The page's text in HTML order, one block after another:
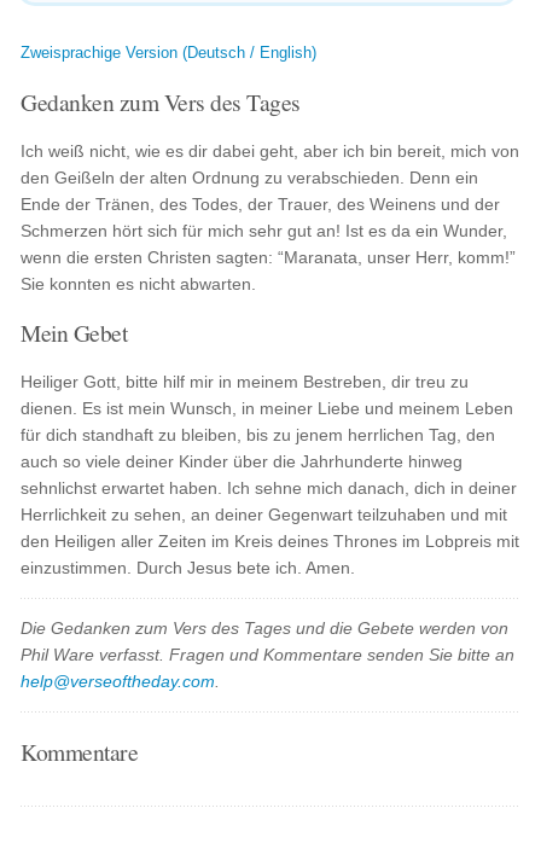
Zweisprachige Version (Deutsch / English)
Gedanken zum Vers des Tages
Ich weiß nicht, wie es dir dabei geht, aber ich bin bereit, mich von
den Geißeln der alten Ordnung zu verabschieden. Denn ein
Ende der Tränen, des Todes, der Trauer, des Weinens und der
Schmerzen hört sich für mich sehr gut an! Ist es da ein Wunder,
wenn die ersten Christen sagten: “Maranata, unser Herr, komm!”
Sie konnten es nicht abwarten.
Mein Gebet
Heiliger Gott, bitte hilf mir in meinem Bestreben, dir treu zu
dienen. Es ist mein Wunsch, in meiner Liebe und meinem Leben
für dich standhaft zu bleiben, bis zu jenem herrlichen Tag, den
auch so viele deiner Kinder über die Jahrhunderte hinweg
sehnlichst erwartet haben. Ich sehne mich danach, dich in deiner
Herrlichkeit zu sehen, an deiner Gegenwart teilzuhaben und mit
den Heiligen aller Zeiten im Kreis deines Thrones im Lobpreis mit
einzustimmen. Durch Jesus bete ich. Amen.
Die Gedanken zum Vers des Tages und die Gebete werden von
Phil Ware verfasst. Fragen und Kommentare senden Sie bitte an
help@verseoftheday.com
Kommentare